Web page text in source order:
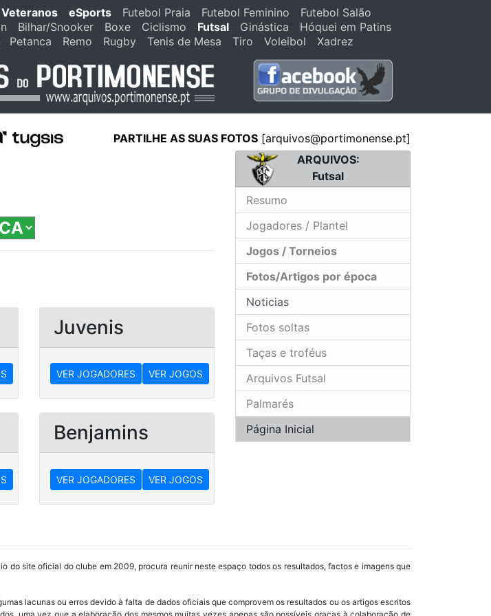
eSports Futebol Praia Futebol Feminino
Futebol Salão
Bilhar/Snooker Boxe Ciclismo Futsal Ginástica
Hóquei em Patins
Petanca Remo Rugby Tenis de Mesa Tiro Voleibol Xadrez
PARTILHE AS SUAS FOTOS [arquivos@portimonense.pt]
ARQUIVOS:
Futsal
Resumo
Jogadores / Plantel
Jogos / Torneios
Fotos/Artigos por época
Noticias
Fotos soltas
Taças e troféus
Arquivos Futsal
Palmarés
Página Inicial
Juvenis
VER JOGADORES VER JOGOS
Benjamins
VER JOGADORES VER JOGOS
do site oficial do clube em 2009, procura reunir neste espaço todos os resultados, factos e imagens que
lacunas ou erros devido à falta de dados oficiais que comprovem os resultados ou os artigos escritos